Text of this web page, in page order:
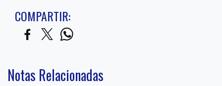
COMPARTIR:
Notas Relacionadas